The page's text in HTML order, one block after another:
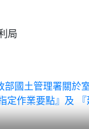
局
部國土管理署關於
定作業要點』及